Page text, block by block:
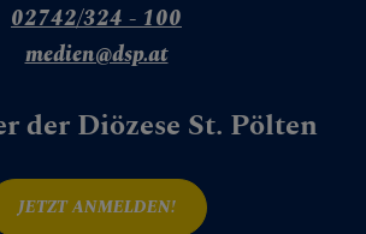
02742/324 - 100
medien@dsp.at
der Diözese St. Pölten
JETZT ANMELDEN!